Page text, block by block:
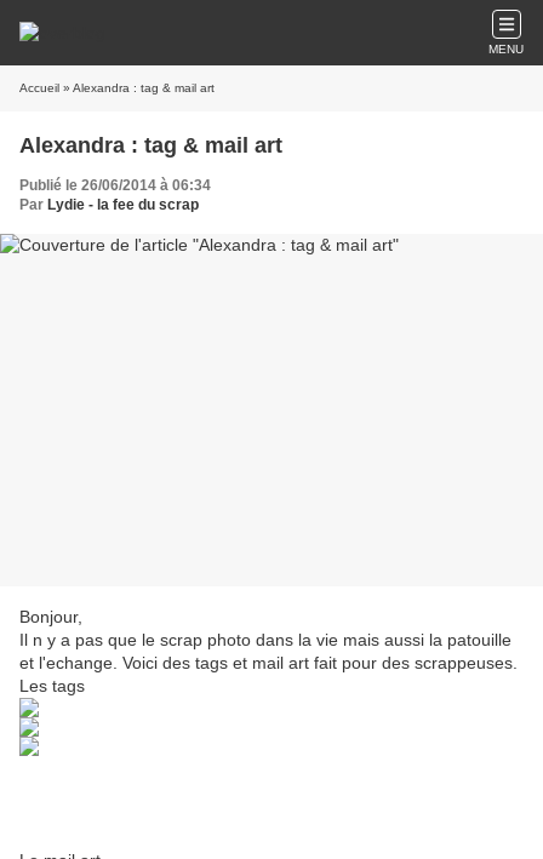
MENU
Accueil » Alexandra : tag & mail art
Alexandra : tag & mail art
Publié le 26/06/2014 à 06:34
Par Lydie - la fee du scrap
Bonjour,
Il n y a pas que le scrap photo dans la vie mais aussi la patouille
et l'echange. Voici des tags et mail art fait pour des scrappeuses.
Les tags